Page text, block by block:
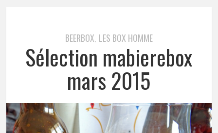
BEERBOX, LES BOX HOMME
Sélection mabierebox
mars 2015